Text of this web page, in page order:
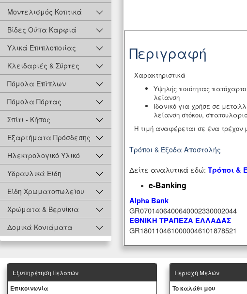
Μοντελισμός Κοπτικά
Βίδες Ούπα Καρφιά
Υλικά Επιπλοποιίας
Κλειδαριές & Σύρτες
Πόμολα Επίπλων
Πόμολα Πόρτας
Σπίτι - Κήπος
Εξαρτήματα Πρόσδεσης
Ηλεκτρολογικό Υλικό
Υδραυλικά Είδη
Είδη Χρωματοπωλείου
Χρώματα & Βερνίκια
Δομικά Κονιάματα
Περιγραφή
Χαρακτηριστικά
Υψηλής ποιότητας
λείανση
Ιδανικό για χρήσε σε
λείανση στόκου,
Η τιμή αναφέρεται σε ένα τρέχον
Τρόποι & Έξοδα Αποστολής
Δείτε αναλυτικά εδώ:Τρόποι &
e-Banking
Alpha Bank
GR0701406400640002330002044
ΕΘΝΙΚΗ ΤΡΑΠΕΖΑ ΕΛΛΑΔΑΣ
GR1801104610000046101878521
Εξυπηρέτηση Πελατών
Eπικοινωνία
Περιοχή Mελών
To καλάθι μου